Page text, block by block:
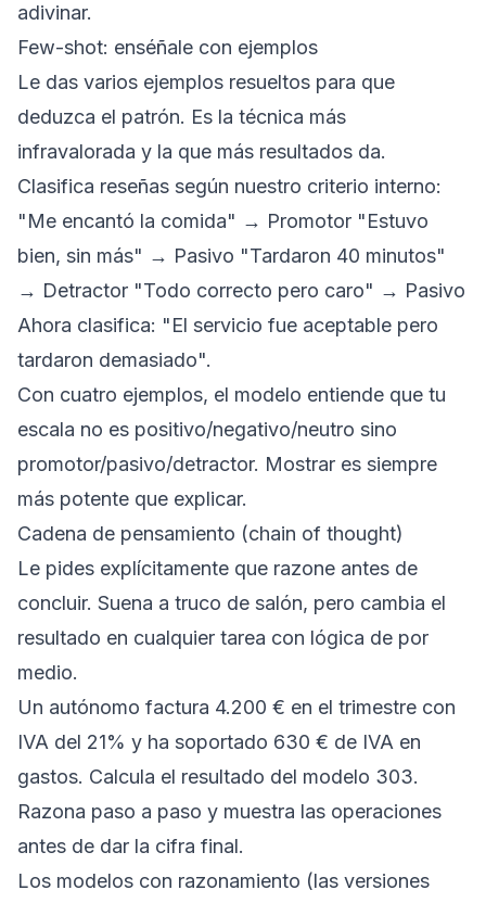
adivinar.
Few-shot: enséñale con ejemplos
Le das varios ejemplos resueltos para que
deduzca el patrón. Es la técnica más
infravalorada y la que más resultados da.
Clasifica reseñas según nuestro criterio interno:
"Me encantó la comida" → Promotor "Estuvo
bien, sin más" → Pasivo "Tardaron 40 minutos"
→ Detractor "Todo correcto pero caro" → Pasivo
Ahora clasifica: "El servicio fue aceptable pero
tardaron demasiado".
Con cuatro ejemplos, el modelo entiende que tu
escala no es positivo/negativo/neutro sino
promotor/pasivo/detractor. Mostrar es siempre
más potente que explicar.
Cadena de pensamiento (chain of thought)
Le pides explícitamente que razone antes de
concluir. Suena a truco de salón, pero cambia el
resultado en cualquier tarea con lógica de por
medio.
Un autónomo factura 4.200 € en el trimestre con
IVA del 21% y ha soportado 630 € de IVA en
gastos. Calcula el resultado del modelo 303.
Razona paso a paso y muestra las operaciones
antes de dar la cifra final.
Los modelos con razonamiento (las versiones